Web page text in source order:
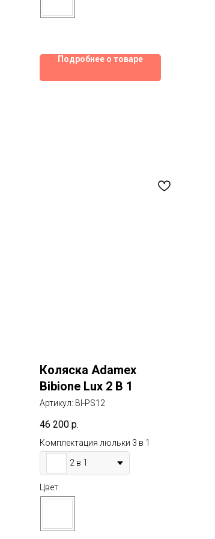
Подробнее о товаре
Коляска Adamex
Bibione Lux 2 В 1
Артикул: BI-PS12
46 200 р.
Комплектация люльки 3 в 1
2 в 1
Цвет